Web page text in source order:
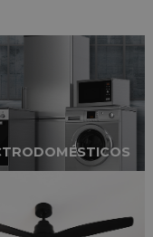
¿El resultado?
y con un consumo
más a final de
SUPERIOR
disfrutar de un